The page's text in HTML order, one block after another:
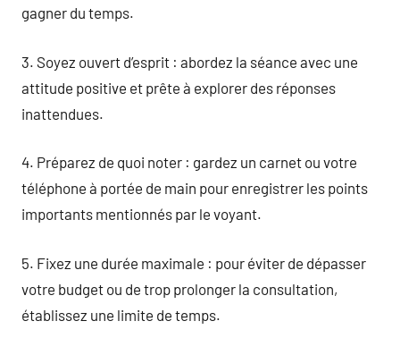
gagner du temps.
3. Soyez ouvert d’esprit : abordez la séance avec une
attitude positive et prête à explorer des réponses
inattendues.
4. Préparez de quoi noter : gardez un carnet ou votre
téléphone à portée de main pour enregistrer les points
importants mentionnés par le voyant.
5. Fixez une durée maximale : pour éviter de dépasser
votre budget ou de trop prolonger la consultation,
établissez une limite de temps.